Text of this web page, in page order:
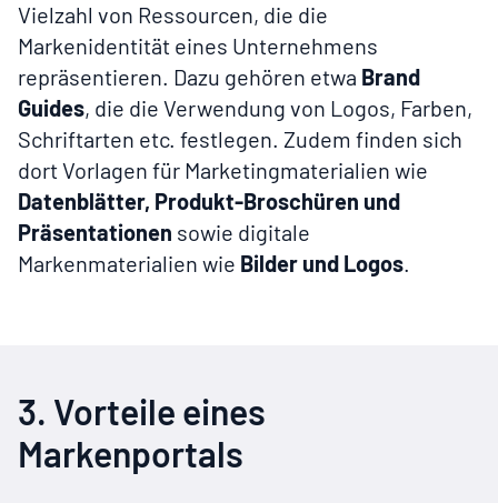
Vielzahl von Ressourcen, die die
Markenidentität eines Unternehmens
repräsentieren. Dazu gehören etwa Brand
Guides, die die Verwendung von Logos, Farben,
Schriftarten etc. festlegen. Zudem finden sich
dort Vorlagen für Marketingmaterialien wie
Datenblätter, Produkt-Broschüren und
Präsentationen sowie digitale
Markenmaterialien wie Bilder und Logos.
3. Vorteile eines
Markenportals